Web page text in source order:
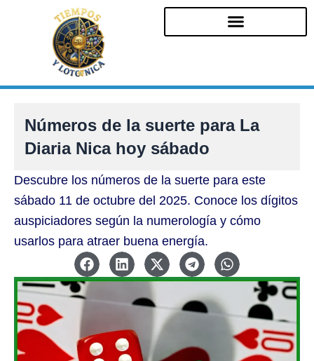
Números de la suerte para La
Diaria Nica hoy sábado
Descubre los números de la suerte para este
sábado 11 de octubre del 2025. Conoce los dígitos
auspiciadores según la numerología y cómo
usarlos para atraer buena energía.